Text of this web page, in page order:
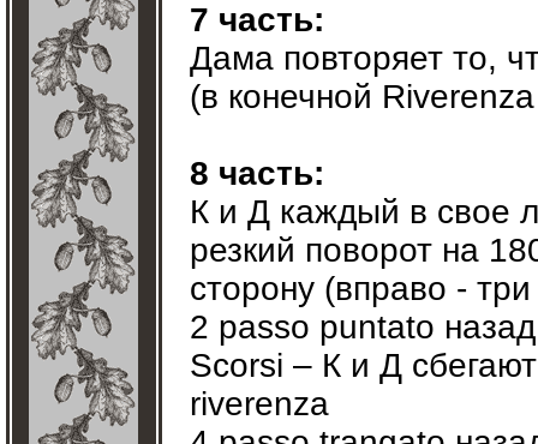
7 часть:
Дама повторяет то,
(в конечной
8 часть:
К и Д каждый в свое
резкий поворот на
сторону (вправо -
2 passo puntato
Scorsi – К и Д
riverenza